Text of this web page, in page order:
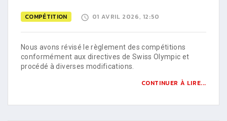
COMPÉTITION 01 AVRIL 2026, 12:50
Nous avons révisé le règlement des compétitions
conformément aux directives de Swiss Olympic et
procédé à diverses modifications.
CONTINUER À LIRE...